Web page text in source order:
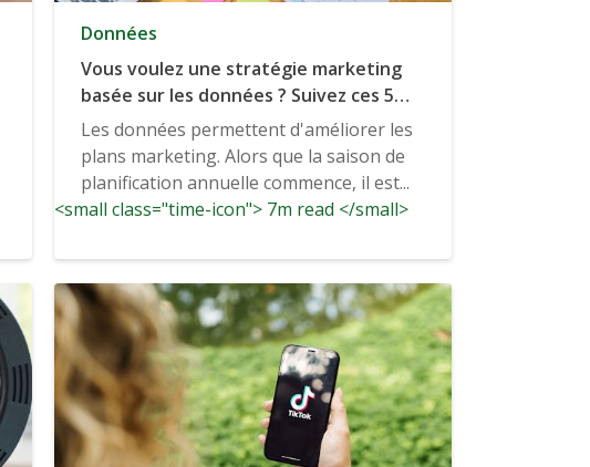
Données
Vous voulez une stratégie marketing
basée sur les données ? Suivez ces 5
étapes.
Les données permettent d'améliorer les
plans marketing. Alors que la saison de
planification annuelle commence, il est...
<small class="time-icon"> 7m read </small>